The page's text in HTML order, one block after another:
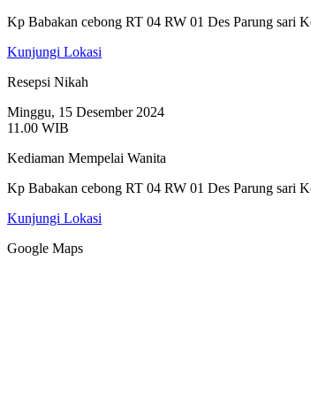
Kp Babakan cebong RT 04 RW 01 Des Parung sari
Kunjungi Lokasi
Resepsi Nikah
Minggu, 15 Desember 2024
11.00 WIB
Kediaman Mempelai Wanita
Kp Babakan cebong RT 04 RW 01 Des Parung sari
Kunjungi Lokasi
Google Maps